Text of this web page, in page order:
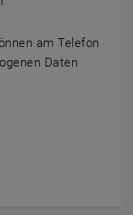
am Telefon
Daten